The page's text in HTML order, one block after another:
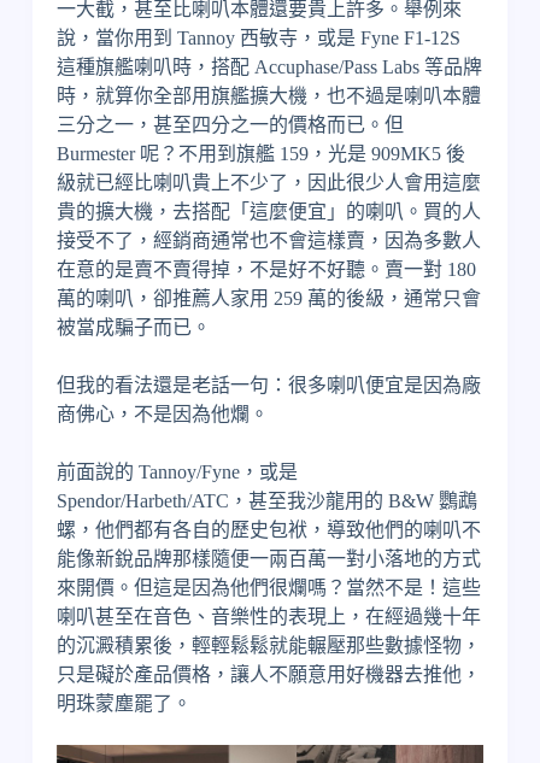
一大截，甚至比喇叭本體還要貴上許多。舉例來
說，當你用到 Tannoy 西敏寺，或是 Fyne F1-12S
這種旗艦喇叭時，搭配 Accuphase/Pass Labs 等品牌
時，就算你全部用旗艦擴大機，也不過是喇叭本體
三分之一，甚至四分之一的價格而已。但
Burmester 呢？不用到旗艦 159，光是 909MK5 後
級就已經比喇叭貴上不少了，因此很少人會用這麼
貴的擴大機，去搭配「這麼便宜」的喇叭。買的人
接受不了，經銷商通常也不會這樣賣，因為多數人
在意的是賣不賣得掉，不是好不好聽。賣一對 180
萬的喇叭，卻推薦人家用 259 萬的後級，通常只會
被當成騙子而已。
但我的看法還是老話一句：很多喇叭便宜是因為廠
商佛心，不是因為他爛。
前面說的 Tannoy/Fyne，或是
Spendor/Harbeth/ATC，甚至我沙龍用的 B&W 鸚鵡
螺，他們都有各自的歷史包袱，導致他們的喇叭不
能像新銳品牌那樣隨便一兩百萬一對小落地的方式
來開價。但這是因為他們很爛嗎？當然不是！這些
喇叭甚至在音色、音樂性的表現上，在經過幾十年
的沉澱積累後，輕輕鬆鬆就能輾壓那些數據怪物，
只是礙於產品價格，讓人不願意用好機器去推他，
明珠蒙塵罷了。